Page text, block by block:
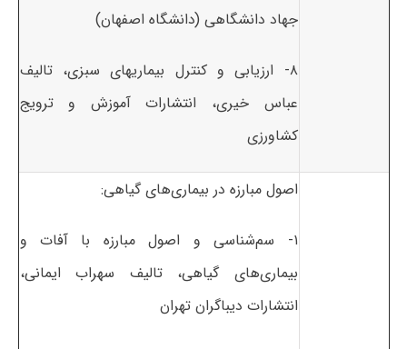
جهاد دانشگاهی (دانشگاه اصفهان)
۸- ارزیابی و کنترل بیماریهای سبزی، تالیف
عباس خیری، انتشارات آموزش و ترویج
کشاورزی
اصول مبارزه در بیماری‌های گیاهی:
۱- سم‌شناسی و اصول مبارزه با آفات و
بیماری‌های گیاهی، تالیف سهراب ایمانی،
انتشارات دیباگران تهران